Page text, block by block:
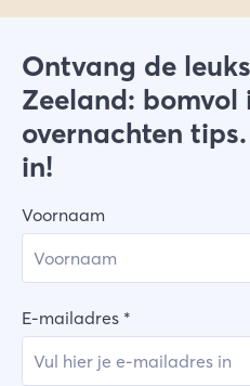
Ontvang de
Zeeland:
overnachten
in!
Voornaam
E-mailadres *